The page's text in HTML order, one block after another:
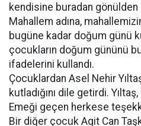
kendisine buradan
Mahallem adına,
bugüne kadar doğum günü
çocukların doğum gününü
ifadelerini kullandı.
Çocuklardan Asel Nehir
kutladığını dile getirdi.
Emeği geçen herkese
Bir diğer çocuk Agit Can